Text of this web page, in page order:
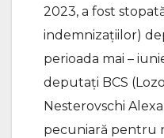
2023, a fost
indemnizațiilor)
perioada mai –
deputați BCS
Nesterovschi
pecuniară pentru